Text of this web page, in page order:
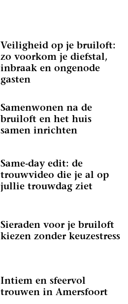
Veiligheid op je bruiloft:
zo voorkom je diefstal,
inbraak en ongenode
gasten
Samenwonen na de
bruiloft en het huis
samen inrichten
Same-day edit: de
trouwvideo die je al op
jullie trouwdag ziet
Sieraden voor je bruiloft
kiezen zonder keuzestress
Intiem en sfeervol
trouwen in Amersfoort